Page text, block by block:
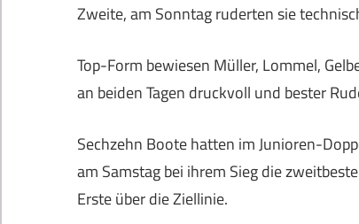
Zweite, am Sonntag ruderten sie
Top-Form bewiesen Müller, Lommel,
an beiden Tagen druckvoll und bester
Sechzehn Boote hatten im Junioren-
am Samstag bei ihrem Sieg die
Erste über die Ziellinie.